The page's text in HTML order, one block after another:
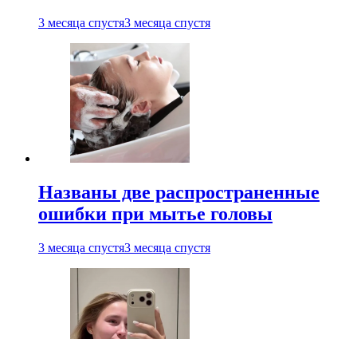
3 месяца спустя3 месяца спустя
Названы две распространенные
ошибки при мытье головы
3 месяца спустя3 месяца спустя